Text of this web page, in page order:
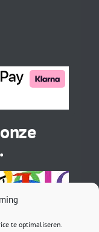
te optimaliseren.